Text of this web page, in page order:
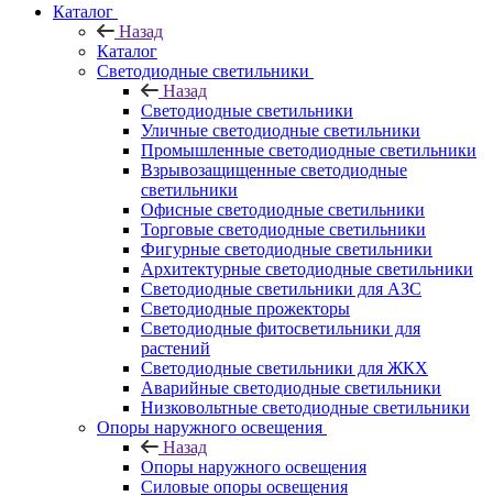
Каталог
Назад
Каталог
Светодиодные светильники
Назад
Светодиодные светильники
Уличные светодиодные светильники
Промышленные светодиодные светильники
Взрывозащищенные светодиодные
светильники
Офисные светодиодные светильники
Торговые светодиодные светильники
Фигурные светодиодные светильники
Архитектурные светодиодные светильники
Светодиодные светильники для АЗС
Светодиодные прожекторы
Светодиодные фитосветильники для
растений
Светодиодные светильники для ЖКХ
Аварийные светодиодные светильники
Низковольтные светодиодные светильники
Опоры наружного освещения
Назад
Опоры наружного освещения
Силовые опоры освещения